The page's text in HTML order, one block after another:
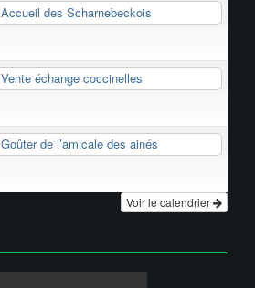
Accueil des Scharnebeckois
Vente échange coccinelles
Goûter de l’amicale des ainés
Voir le calendrier